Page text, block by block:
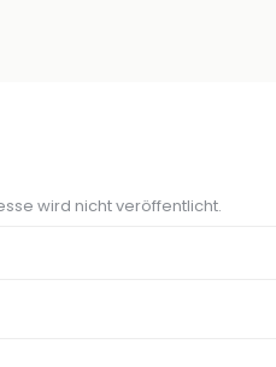
wird nicht veröffentlicht.